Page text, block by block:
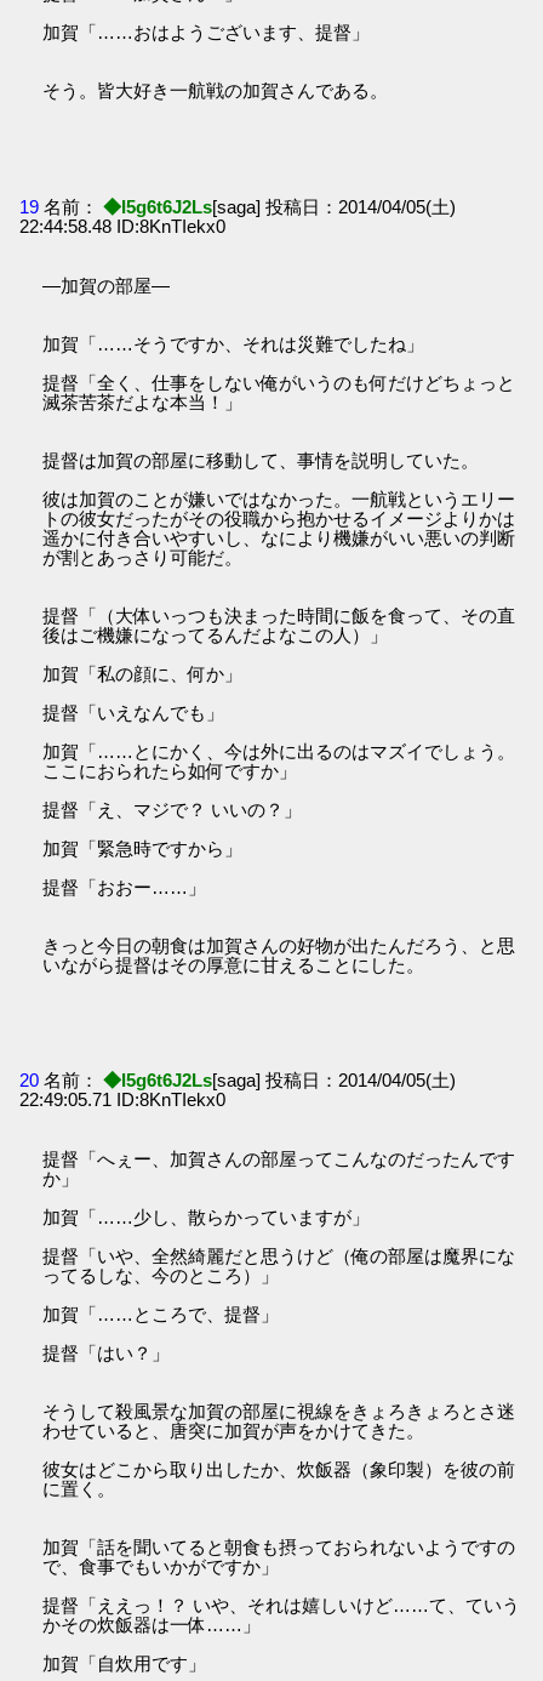
加賀「……おはようございます、提督」
そう。皆大好き一航戦の加賀さんである。
19 名前： ◆I5g6t6J2Ls[saga] 投稿日：2014/04/05(土)
22:44:58.48 ID:8KnTIekx0
―加賀の部屋―
加賀「……そうですか、それは災難でしたね」
提督「全く、仕事をしない俺がいうのも何だけどちょっと
滅茶苦茶だよな本当！」
提督は加賀の部屋に移動して、事情を説明していた。
彼は加賀のことが嫌いではなかった。一航戦というエリー
トの彼女だったがその役職から抱かせるイメージよりかは
遥かに付き合いやすいし、なにより機嫌がいい悪いの判断
が割とあっさり可能だ。
提督「（大体いっつも決まった時間に飯を食って、その直
後はご機嫌になってるんだよなこの人）」
加賀「私の顔に、何か」
提督「いえなんでも」
加賀「……とにかく、今は外に出るのはマズイでしょう。
ここにおられたら如何ですか」
提督「え、マジで？ いいの？」
加賀「緊急時ですから」
提督「おおー……」
きっと今日の朝食は加賀さんの好物が出たんだろう、と思
いながら提督はその厚意に甘えることにした。
20 名前： ◆I5g6t6J2Ls[saga] 投稿日：2014/04/05(土)
22:49:05.71 ID:8KnTIekx0
提督「へぇー、加賀さんの部屋ってこんなのだったんです
か」
加賀「……少し、散らかっていますが」
提督「いや、全然綺麗だと思うけど（俺の部屋は魔界にな
ってるしな、今のところ）」
加賀「……ところで、提督」
提督「はい？」
そうして殺風景な加賀の部屋に視線をきょろきょろとさ迷
わせていると、唐突に加賀が声をかけてきた。
彼女はどこから取り出したか、炊飯器（象印製）を彼の前
に置く。
加賀「話を聞いてると朝食も摂っておられないようですの
で、食事でもいかがですか」
提督「ええっ！？ いや、それは嬉しいけど……て、ていう
かその炊飯器は一体……」
加賀「自炊用です」